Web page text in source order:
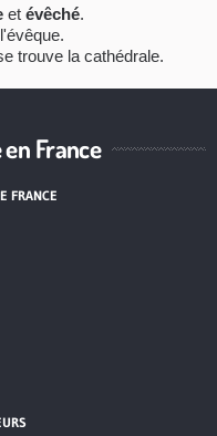
et évêché.
trouve la cathédrale.
France
FRANCE